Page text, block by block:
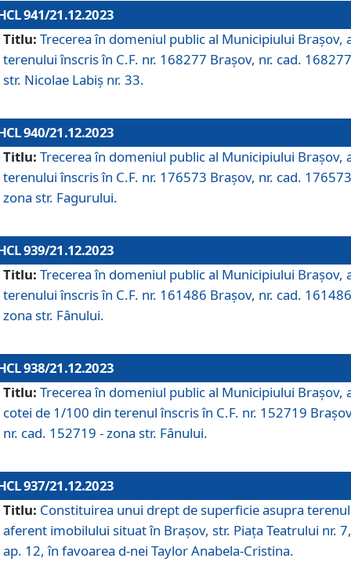
941/21.12.2023
Titlu: Trecerea în domeniul public al Municipiului Braşov,
terenului înscris în C.F. nr. 168277 Brașov, nr. cad.
str. Nicolae Labiș nr. 33.
940/21.12.2023
Titlu: Trecerea în domeniul public al Municipiului Braşov,
terenului înscris în C.F. nr. 176573 Brașov, nr. cad.
zona str. Fagurului.
939/21.12.2023
Titlu: Trecerea în domeniul public al Municipiului Braşov,
terenului înscris în C.F. nr. 161486 Brașov, nr. cad.
zona str. Fânului.
938/21.12.2023
Titlu: Trecerea în domeniul public al Municipiului Braşov,
cotei de 1/100 din terenul înscris în C.F. nr. 152719
nr. cad. 152719 - zona str. Fânului.
937/21.12.2023
Titlu: Constituirea unui drept de superficie asupra
aferent imobilului situat în Brașov, str. Piața Teatrului nr. 7,
ap. 12, în favoarea d-nei Taylor Anabela-Cristina.